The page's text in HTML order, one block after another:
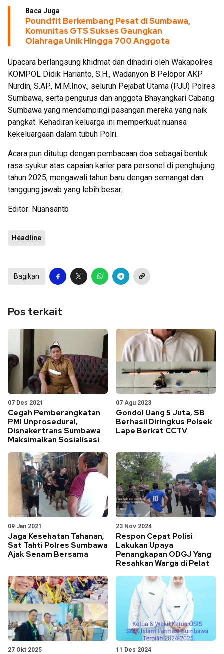
Baca Juga
Poundfit Berkembang Pesat di Sumbawa,
Komunitas GTS Sukses Gaungkan
Olahraga Unik Hingga 700 Anggota
Upacara berlangsung khidmat dan dihadiri oleh Wakapolres
KOMPOL Didik Harianto, S.H., Wadanyon B Pelopor AKP
Nurdin, S.AP., M.M.Inov., seluruh Pejabat Utama (PJU) Polres
Sumbawa, serta pengurus dan anggota Bhayangkari Cabang
Sumbawa yang mendampingi pasangan mereka yang naik
pangkat. Kehadiran keluarga ini memperkuat nuansa
kekeluargaan dalam tubuh Polri.
Acara pun ditutup dengan pembacaan doa sebagai bentuk
rasa syukur atas capaian karier para personel di penghujung
tahun 2025, mengawali tahun baru dengan semangat dan
tanggung jawab yang lebih besar.
Editor: Nuansantb
Headline
Bagikan
Pos terkait
07 Des 2021
Cegah Pemberangkatan
PMI Unprosedural,
Disnakertrans Sumbawa
Maksimalkan Sosialisasi
07 Agu 2023
Gondol Uang 5 Juta, SB
Berhasil Diringkus Polsek
Lape Berkat CCTV
09 Jan 2021
Jaga Kesehatan Tahanan,
Sat Tahti Polres Sumbawa
Ajak Senam Bersama
23 Nov 2024
Respon Cepat Polisi
Lakukan Upaya
Penangkapan ODGJ Yang
Resahkan Warga di Pelat
27 Okt 2025 11 Des 2024